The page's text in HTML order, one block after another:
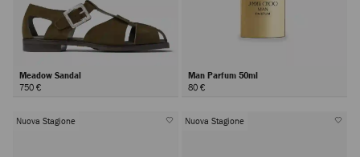
Meadow Sandal
750 €
Man Parfum 50ml
80 €
Nuova Stagione Nuova Stagione